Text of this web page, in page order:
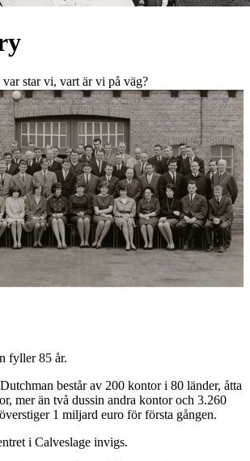
star vi, vart är vi på väg?
fyller 85 år.
består av 200 kontor i 80 länder, åtta
mer än två dussin andra kontor och 3.260
1 miljard euro för första gången.
i Calveslage invigs.